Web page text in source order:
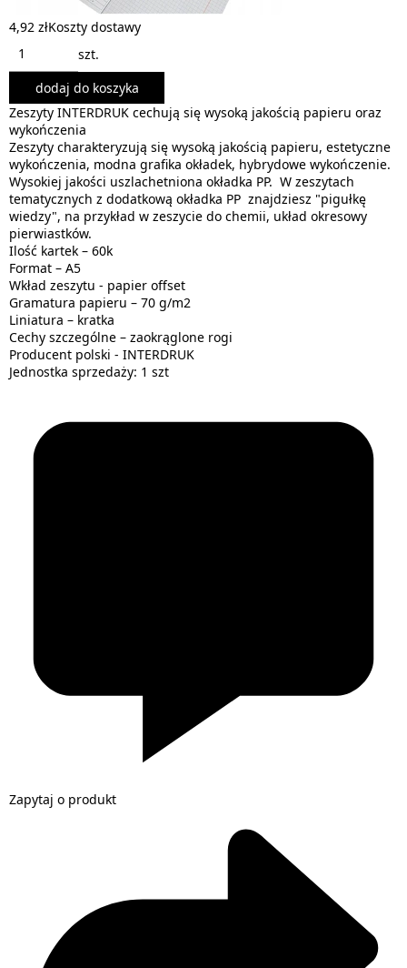
4,92 złKoszty dostawy
szt.
dodaj do koszyka
Zeszyty INTERDRUK cechują się wysoką jakością papieru oraz
wykończenia
Zeszyty charakteryzują się wysoką jakością papieru, estetyczne
wykończenia, modna grafika okładek, hybrydowe wykończenie.
Wysokiej jakości uszlachetniona okładka PP. W zeszytach
tematycznych z dodatkową okładka PP znajdziesz "pigułkę
wiedzy", na przykład w zeszycie do chemii, układ okresowy
pierwiastków.
Ilość kartek – 60k
Format – A5
Wkład zeszytu - papier offset
Gramatura papieru – 70 g/m2
Liniatura – kratka
Cechy szczególne – zaokrąglone rogi
Producent polski - INTERDRUK
Jednostka sprzedaży: 1 szt
Zapytaj o produkt